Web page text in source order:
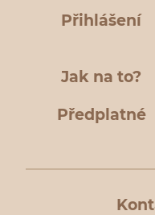
Přihlášení
Jak na to?
Předplatné